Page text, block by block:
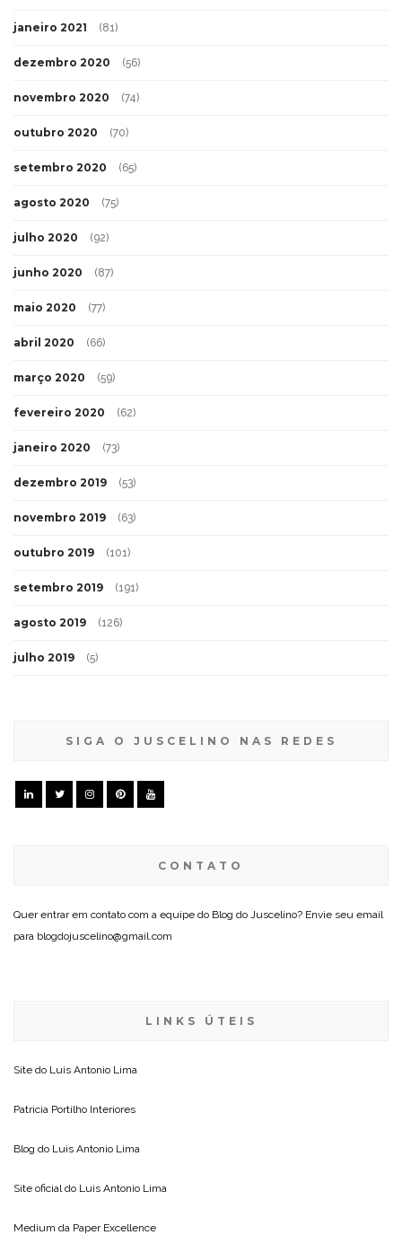
janeiro 2021 (81)
dezembro 2020 (56)
novembro 2020 (74)
outubro 2020 (70)
setembro 2020 (65)
agosto 2020 (75)
julho 2020 (92)
junho 2020 (87)
maio 2020 (77)
abril 2020 (66)
março 2020 (59)
fevereiro 2020 (62)
janeiro 2020 (73)
dezembro 2019 (53)
novembro 2019 (63)
outubro 2019 (101)
setembro 2019 (191)
agosto 2019 (126)
julho 2019 (5)
SIGA O JUSCELINO NAS REDES
CONTATO
Quer entrar em contato com a equipe do Blog do Juscelino? Envie seu email
para blogdojuscelino@gmail.com
LINKS ÚTEIS
Site do Luis Antonio Lima
Patricia Portilho Interiores
Blog do Luis Antonio Lima
Site oficial do Luis Antonio Lima
Medium da Paper Excellence